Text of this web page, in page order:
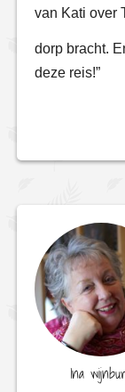
van Kati over
dorp bracht.
deze reis!”
Ina